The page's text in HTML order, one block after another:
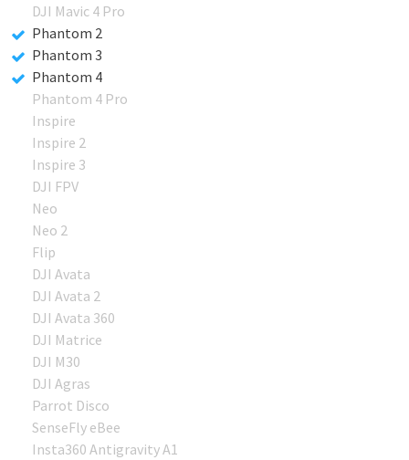
DJI Mavic 4 Pro
Phantom 2
Phantom 3
Phantom 4
Phantom 4 Pro
Inspire
Inspire 2
Inspire 3
DJI FPV
Neo
Neo 2
Flip
DJI Avata
DJI Avata 2
DJI Avata 360
DJI Matrice
DJI M30
DJI Agras
Parrot Disco
SenseFly eBee
Insta360 Antigravity A1